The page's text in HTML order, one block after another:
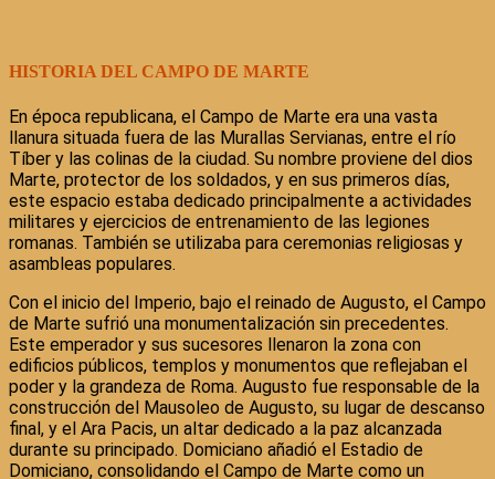
HISTORIA DEL CAMPO DE MARTE
En época republicana, el Campo de Marte era una vasta
llanura situada fuera de las Murallas Servianas, entre el río
Tíber y las colinas de la ciudad. Su nombre proviene del dios
Marte, protector de los soldados, y en sus primeros días,
este espacio estaba dedicado principalmente a actividades
militares y ejercicios de entrenamiento de las legiones
romanas. También se utilizaba para ceremonias religiosas y
asambleas populares.
Con el inicio del Imperio, bajo el reinado de Augusto, el Campo
de Marte sufrió una monumentalización sin precedentes.
Este emperador y sus sucesores llenaron la zona con
edificios públicos, templos y monumentos que reflejaban el
poder y la grandeza de Roma. Augusto fue responsable de la
construcción del Mausoleo de Augusto, su lugar de descanso
final, y el Ara Pacis, un altar dedicado a la paz alcanzada
durante su principado. Domiciano añadió el Estadio de
Domiciano, consolidando el Campo de Marte como un